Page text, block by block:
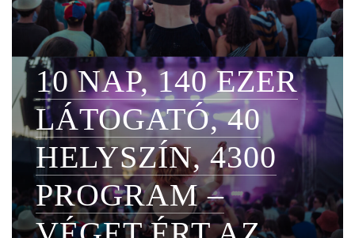
10 NAP, 140 EZER
LÁTOGATÓ, 40
HELYSZÍN, 4300
PROGRAM –